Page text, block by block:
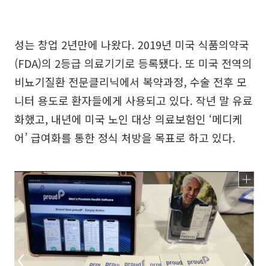
성는 창업 2년만에 나왔다. 2019년 미국 식품의약국
(FDA)의 2등급 의료기기로 등록됐다. 또 미국 전역의
비뇨기질환 전문클리닉에서 복약과정, 수술 전후 모
니터 용도로 환자들에게 사용되고 있다. 작년 말 유료
화했고, 내년에 미국 노인 대상 의료보험인 ‘메디케
어’ 급여화를 통한 정식 처방을 목표로 하고 있다.